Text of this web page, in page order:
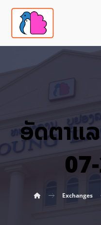
ອັດ​ຕາ​ແ
Exchanges